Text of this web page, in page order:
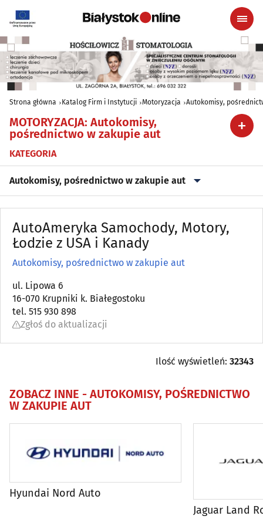
Strona główna Katalog Firm i Instytucji Motoryzacja Autokomisy,
MOTORYZACJA: Autokomisy,
pośrednictwo w zakupie aut
KATEGORIA
Autokomisy, pośrednictwo w zakupie aut
Akcesoria i części zamienne(101)
Akcesoria i części zamienne - producenci, hurtownie
Akumulatory (11)
Alarmy i systemy zabezpieczające
Alternatory, rozruszniki
Autokomisy, pośrednictwo w zakupie aut(26)
Autoszyby (7)
Car audio (3)
Części używane(11)
AutoAmeryka Samochody, Motory,
Łodzie z USA i Kanady
Autokomisy, pośrednictwo w zakupie aut
ul. Lipowa 6
16-070 Krupniki k. Białegostoku
tel. 515 930 898
Zgłoś do aktualizacji
Ilość wyświetleń: 32343
ZOBACZ INNE - AUTOKOMISY, POŚREDNICTWO
W ZAKUPIE AUT
Hyundai Nord Auto
Jaguar Land